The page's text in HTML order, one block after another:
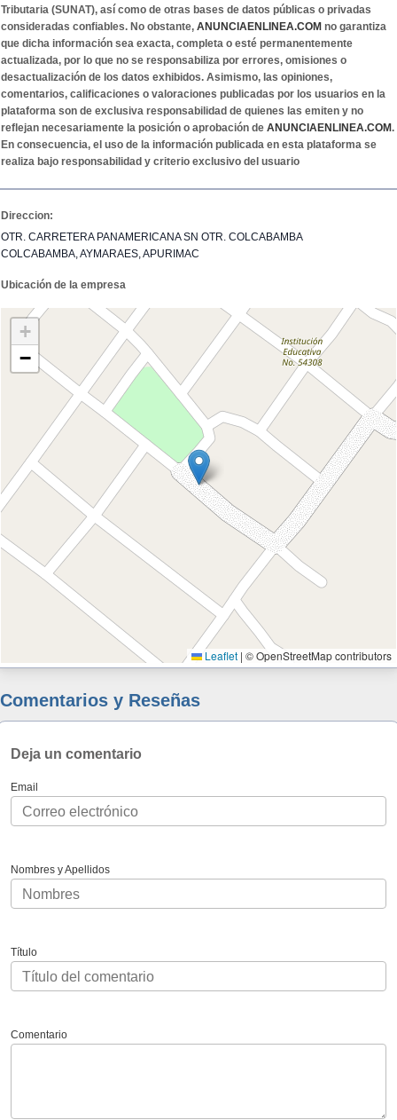
Tributaria (SUNAT), así como de otras bases de datos públicas o privadas
consideradas confiables. No obstante, ANUNCIAENLINEA.COM no garantiza
que dicha información sea exacta, completa o esté permanentemente
actualizada, por lo que no se responsabiliza por errores, omisiones o
desactualización de los datos exhibidos. Asimismo, las opiniones,
comentarios, calificaciones o valoraciones publicadas por los usuarios en la
plataforma son de exclusiva responsabilidad de quienes las emiten y no
reflejan necesariamente la posición o aprobación de ANUNCIAENLINEA.COM.
En consecuencia, el uso de la información publicada en esta plataforma se
realiza bajo responsabilidad y criterio exclusivo del usuario
Direccion:
OTR. CARRETERA PANAMERICANA SN OTR. COLCABAMBA
COLCABAMBA, AYMARAES, APURIMAC
Ubicación de la empresa
+
−
Leaflet | © OpenStreetMap contributors
Comentarios y Reseñas
Deja un comentario
Email
Nombres y Apellidos
Título
Comentario